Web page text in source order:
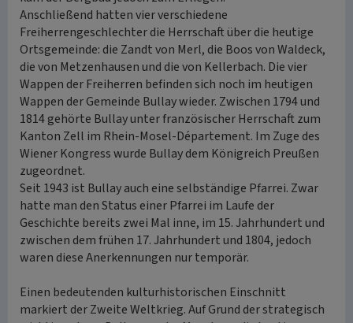
Anschließend hatten vier verschiedene
Freiherrengeschlechter die Herrschaft über die heutige
Ortsgemeinde: die Zandt von Merl, die Boos von Waldeck,
die von Metzenhausen und die von Kellerbach. Die vier
Wappen der Freiherren befinden sich noch im heutigen
Wappen der Gemeinde Bullay wieder. Zwischen 1794 und
1814 gehörte Bullay unter französischer Herrschaft zum
Kanton Zell im Rhein-Mosel-Département. Im Zuge des
Wiener Kongress wurde Bullay dem Königreich Preußen
zugeordnet.
Seit 1943 ist Bullay auch eine selbständige Pfarrei. Zwar
hatte man den Status einer Pfarrei im Laufe der
Geschichte bereits zwei Mal inne, im 15. Jahrhundert und
zwischen dem frühen 17. Jahrhundert und 1804, jedoch
waren diese Anerkennungen nur temporär.
Einen bedeutenden kulturhistorischen Einschnitt
markiert der Zweite Weltkrieg. Auf Grund der strategisch